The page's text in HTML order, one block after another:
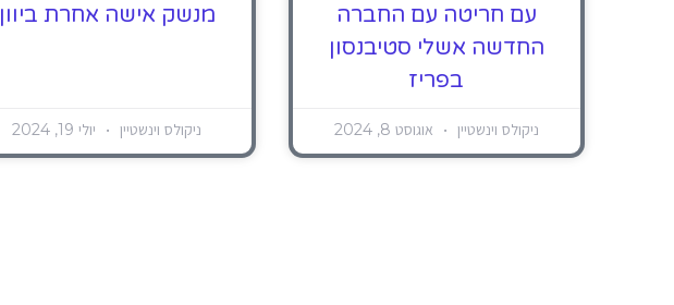
עם חריטה עם החברה
החדשה אשלי סטיבנסון
בפריז
ניקולס וינשטיין אוגוסט 8, 2024
מנשק אישה אחרת ביוון
ניקולס וינשטיין יולי 19, 2024